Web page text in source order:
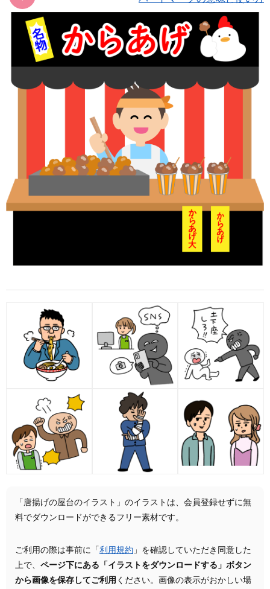
「唐揚げの屋台のイラスト」のイラストは、会員登録せずに無
料でダウンロードができるフリー素材です。
ご利用の際は事前に「 利用規約 」を確認していただき同意した
上で、 ページ下にある「イラストをダウンロードする」ボタン
から画像を保存してご利用 ください。画像の表示がおかしい場